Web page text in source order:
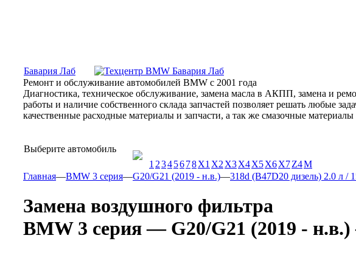
Бавария Лаб
Ремонт и обслуживание автомобилей BMW с 2001 года
Диагностика, техническое обслуживание, замена масла в АКПП, замена и
работы и наличие собственного склада запчастей позволяет решать любые
качественные расходные материалы и запчасти, а так же смазочные
Выберите автомобиль
1 2345678X1 X2 X3X4X5X6X7Z4М
Главная—BMW 3 серия—G20/G21 (2019 - н.в.)—318d (B47D20 дизель) 2.0 л /
Замена воздушного фильтра
BMW 3 серия — G20/G21 (2019 -